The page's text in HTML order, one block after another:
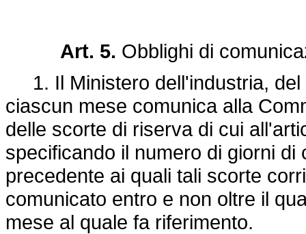
Art. 5. Obblighi di
1. Il Ministero dell'industria, del
ciascun mese comunica alla
delle scorte di riserva di cui
specificando il numero di giorni
precedente ai quali tali scorte
comunicato entro e non oltre il
mese al quale fa riferimento.